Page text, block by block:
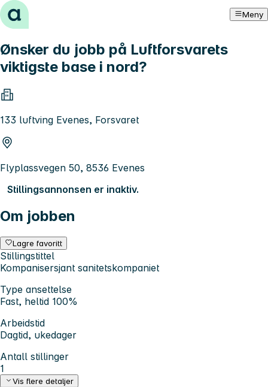
Hopp til innhold Meny
Ønsker du jobb på Luftforsvarets
viktigste base i nord?
133 luftving Evenes, Forsvaret
Flyplassvegen 50, 8536 Evenes
Stillingsannonsen er inaktiv.
Om jobben
Lagre favoritt
Stillingstittel
Kompanisersjant sanitetskompaniet
Type ansettelse
Fast, heltid 100%
Arbeidstid
Dagtid, ukedager
Antall stillinger
1
Vis flere detaljer